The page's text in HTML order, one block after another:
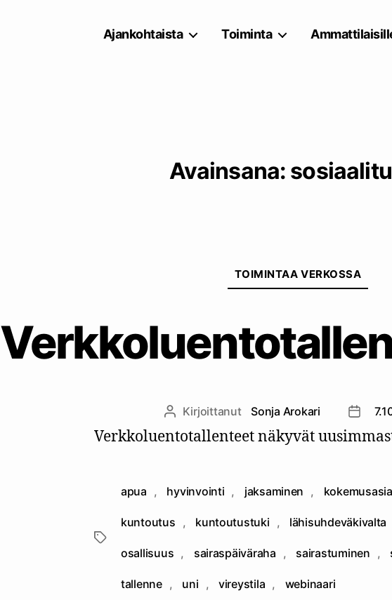
Ajankohtaista Toiminta
Avainsana:
TOIMINTAA VERKOSSA
Kirjoittaja
Kirjoittanut Sonja Arokari
Verkkoluentotallenteet näkyvät
Avainsanat
apua , hyvinvointi , jaksaminen ,
kuntoutus , kuntoutustuki , lähisuhdeväkivalta
osallisuus , sairaspäiväraha , sairastuminen ,
tallenne , uni , vireystila , webinaari